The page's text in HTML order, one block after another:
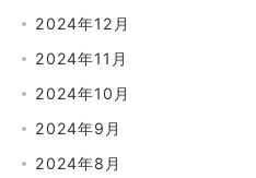
2024年12月
2024年11月
2024年10月
2024年9月
2024年8月